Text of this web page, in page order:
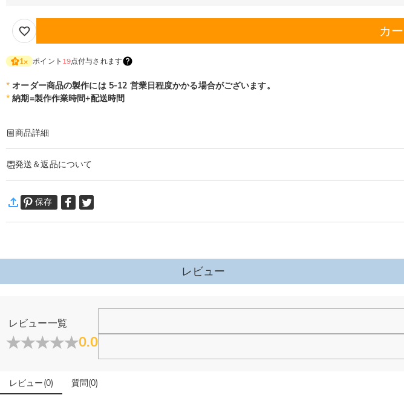
カ
1× ポイント 19点付与されます
* オーダー商品の製作には 5-12 営業日程度かかる場合がございます。
* 納期=製作作業時間+配送時間
商品詳細
好きな言葉や名前入りで、「世界で１つだけ」のバスタオルになります。
安心と心地よさ、使いやすさにこだわった商品作りを・・・
大人からお子様まで用途に合わせて、サイズをお選び頂けます。
プレゼントを贈る際にも個性を出したい方にも完全にオリジナルで作れます。！
商品仕様
発送＆返品について
万一、ご注文商品にご満足いただけない場合は、商品が到着後60日以内に返品＆交換できます。
詳細はこちら
保存
レビュー
レビュー一覧
0.0
レビュー(0) 質問(0)
ホーム＆雑貨
大量注文の制作は承っておりますか？
はい、対応可能です。ご希望の数量、デザイン、文字内容、ご予算などをご連絡いただけました
商品のベスト効果のために、お写真を選ぶ際に可能な限り最高品質（画素数の高画像データ）の画